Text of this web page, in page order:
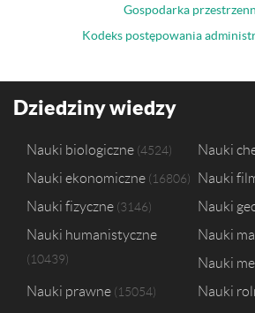
Gospodarka
Kodeks postępowania
Dziedziny wiedzy
Nauki biologiczne 4524 Nauki
Nauki ekonomiczne 16806 Nauki
Nauki fizyczne 3146 Nauki
Nauki humanistyczne
10439
Nauki
Nauki
Nauki prawne 15054 Nauki